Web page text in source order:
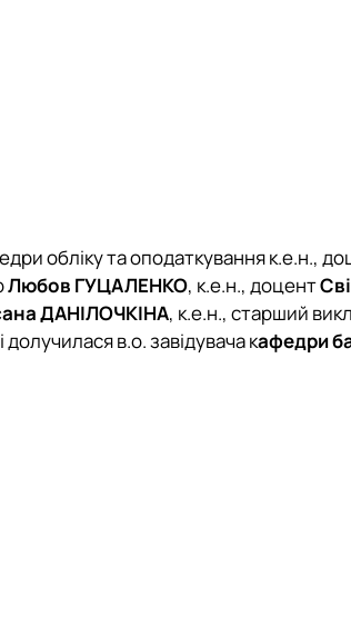
обліку та оподаткування к.е.н.,
Любов ГУЦАЛЕНКО, к.е.н., доцент
ДАНІЛОЧКІНА, к.е.н., старший
долучилася в.о. завідувача кафедри